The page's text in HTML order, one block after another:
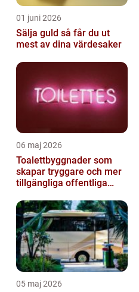
01 juni 2026
Sälja guld så får du ut
mest av dina värdesaker
06 maj 2026
Toalettbyggnader som
skapar tryggare och mer
tillgängliga offentliga
05 maj 2026